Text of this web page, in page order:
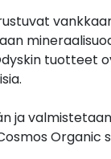
tuotteet
ja
Organic